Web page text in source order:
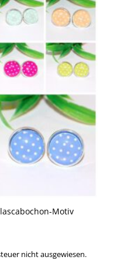
Motiv
nicht ausgewiesen.